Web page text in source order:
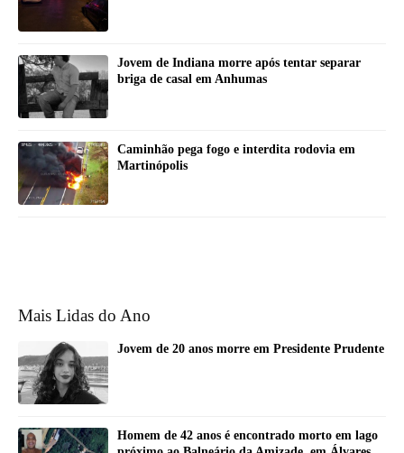
Jovem de Indiana morre após tentar separar
briga de casal em Anhumas
Caminhão pega fogo e interdita rodovia em
Martinópolis
Mais Lidas do Ano
Jovem de 20 anos morre em Presidente Prudente
Homem de 42 anos é encontrado morto em lago